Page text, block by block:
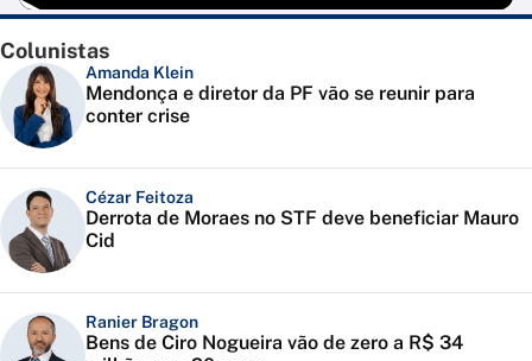
Colunistas
Amanda Klein
Mendonça e diretor da PF vão se reunir para
conter crise
Cézar Feitoza
Derrota de Moraes no STF deve beneficiar Mauro
Cid
Ranier Bragon
Bens de Ciro Nogueira vão de zero a R$ 34